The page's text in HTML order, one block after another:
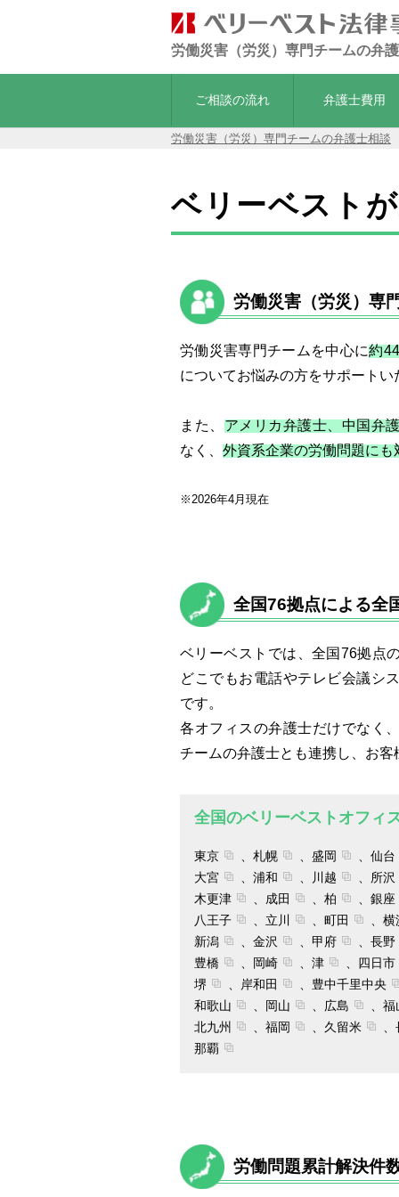
労働災害（労災）専門チームの弁
ご相談の流れ 弁護士費用
労働災害（労災）専門チームの弁護士相談
ベリーベスト
労働災害（労災）専
労働災害専門チームを中心に約
についてお悩みの方をサポートい
また、 アメリカ弁護士、中国弁
なく、 外資系企業の労働問題にも
2026年4月現在
全国76拠点による全
ベリーベストでは、全国76拠点
どこでもお電話やテレビ会議シ
です。
各オフィスの弁護士だけでなく
チームの弁護士とも連携し、お
全国のベリーベストオフィ
東京 札幌 盛岡
仙台
大宮
浦和 川越
所沢
木更津
成田 柏
銀座
八王子
立川 町田
横
新潟
金沢 甲府
長野
豊橋
岡崎 津
四日市
堺
岸和田
豊中千里中央
和歌山
岡山 広島
福
北九州
福岡 久留米
那覇
労働問題累計解決件